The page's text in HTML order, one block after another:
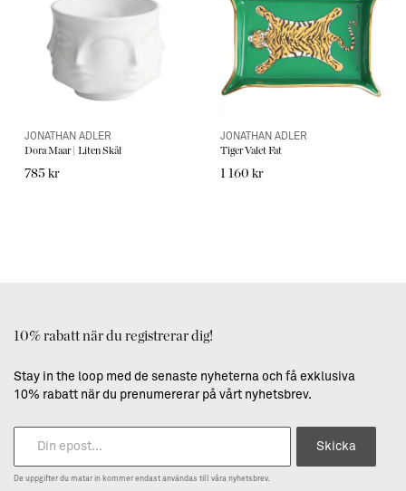
JONATHAN ADLER
Dora Maar | Liten Skål
785 kr
JONATHAN ADLER
Tiger Valet Fat
1 160 kr
10% rabatt när du registrerar dig!
Stay in the loop med de senaste nyheterna och få exklusiva
10% rabatt när du prenumererar på vårt nyhetsbrev.
Skicka
De uppgifter du matar in kommer endast användas till våra nyhetsbrev.